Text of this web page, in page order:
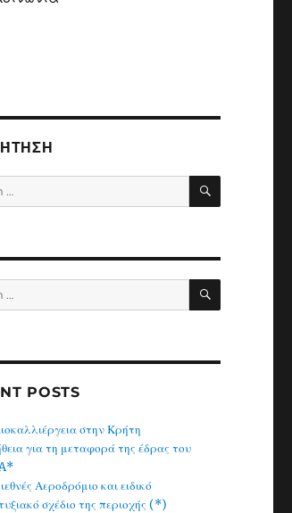
SEARCH
SEARCH
POSTS
στην Κρήτη
για τη μεταφορά της έδρας του
Αεροδρόμιο και ειδικό
σχέδιο της περιοχής (*)